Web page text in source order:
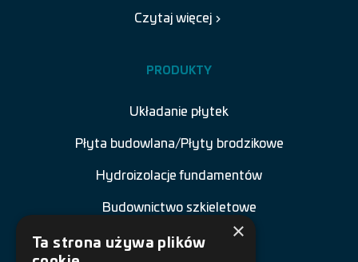
Czytaj więcej
PRODUKTY
Układanie płytek
Płyta budowlana/Płyty brodzikowe
Hydroizolacje fundamentów
Budownictwo szkieletowe
Renowacja budowli×
Ta strona używa plików